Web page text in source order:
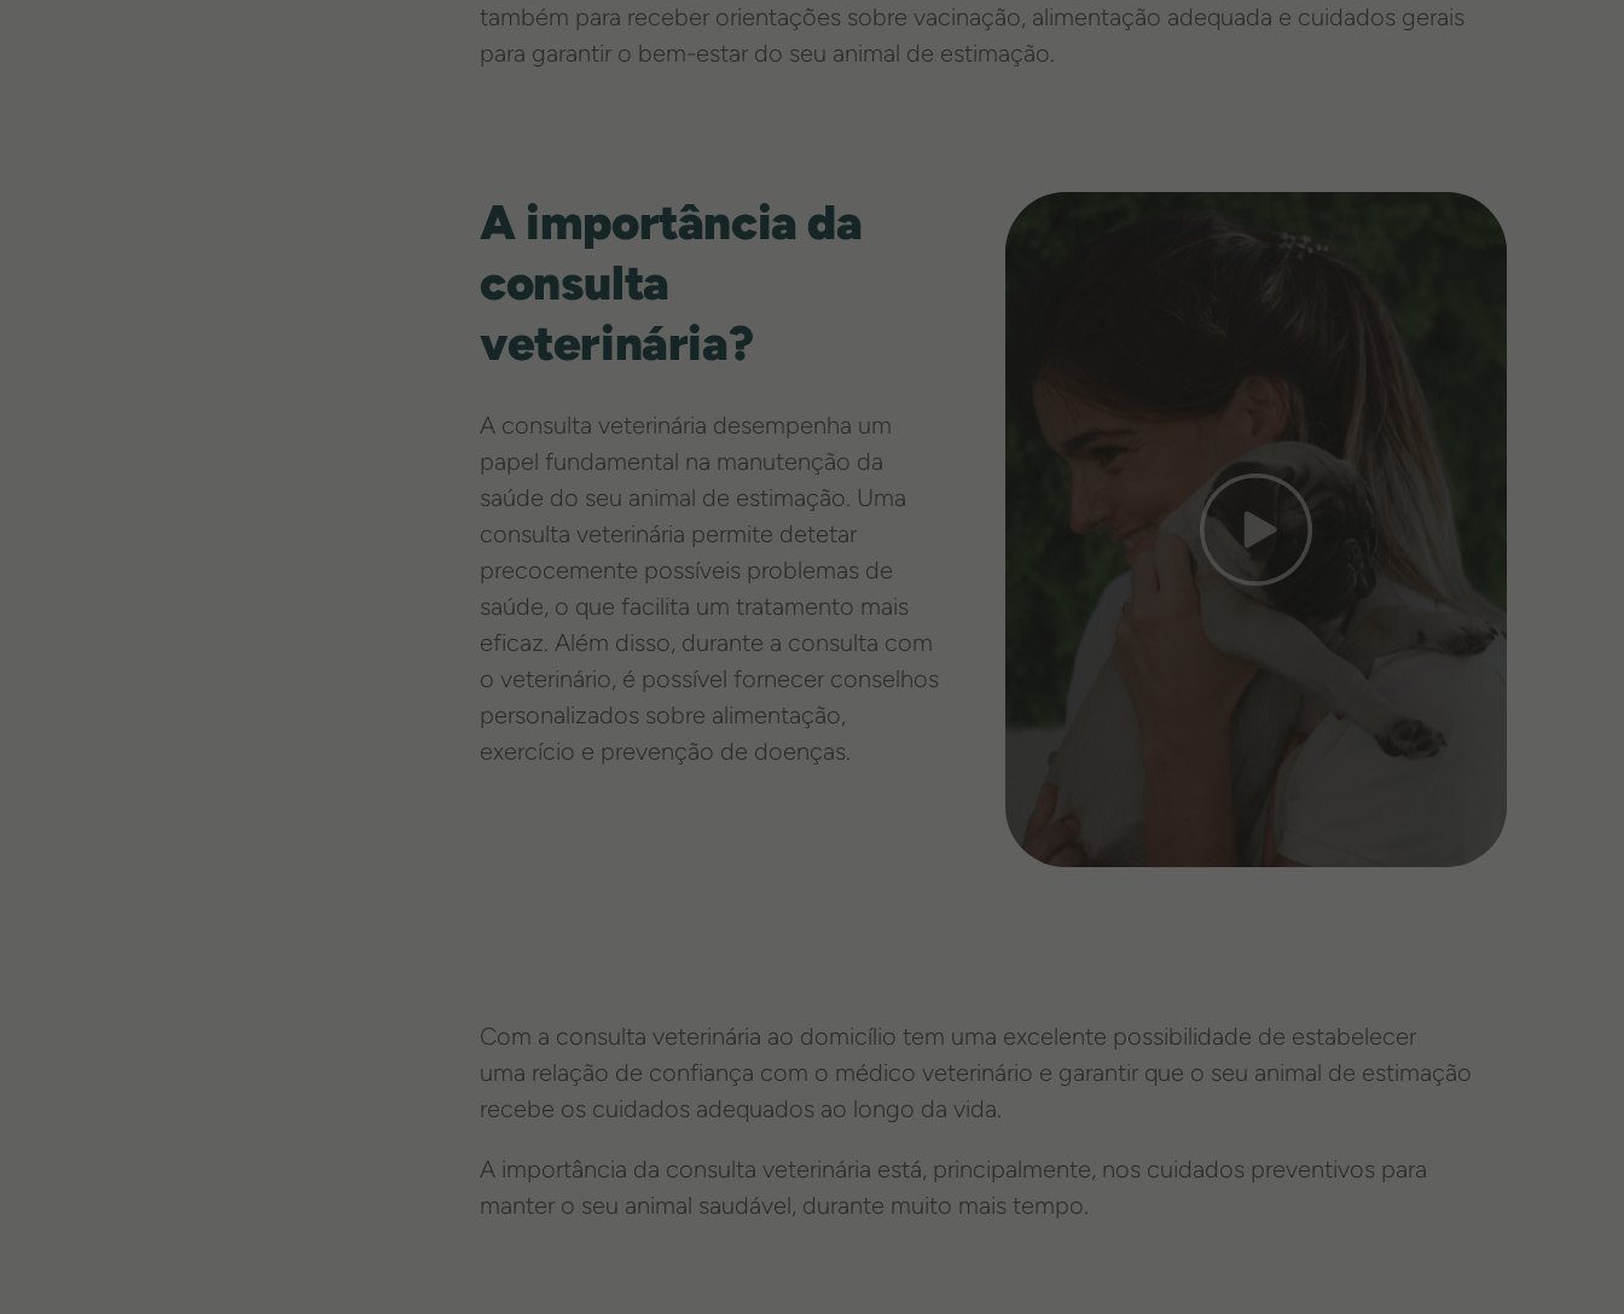
também para receber orientações sobre vacinação, alimentação adequada e cuidados gerais
para garantir o bem-estar do seu animal de estimação.
A importância da
consulta
veterinária?
A consulta veterinária desempenha um
papel fundamental na manutenção da
saúde do seu animal de estimação. Uma
consulta veterinária permite detetar
precocemente possíveis problemas de
saúde, o que facilita um tratamento mais
eficaz. Além disso, durante a consulta com
o veterinário, é possível fornecer conselhos
personalizados sobre alimentação,
exercício e prevenção de doenças.
Com a consulta veterinária ao domicílio tem uma excelente possibilidade de estabelecer
uma relação de confiança com o médico veterinário e garantir que o seu animal de estimação
recebe os cuidados adequados ao longo da vida.
A importância da consulta veterinária está, principalmente, nos cuidados preventivos para
manter o seu animal saudável, durante muito mais tempo.